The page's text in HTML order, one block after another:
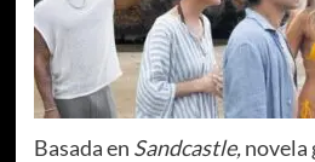
Basada en Sandcastle,novela